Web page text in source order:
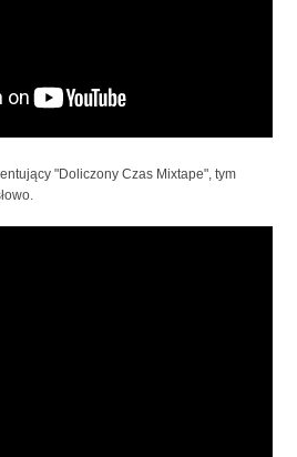
"Doliczony Czas Mixtape", tym